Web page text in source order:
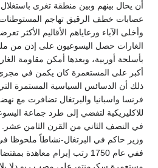
أن يحال بينهم وبين منطقة تغرى
عصابات خطف الرقيق تهاجم المستوطنات
وأخلى الآباء ورعاياهم الأقاليم الأكثر
الغارات حصل اليسوعيون على إذن من ملك
بأسلحة أوربية، وبعدها أمكن مقاومة
أكبر على المستعمرة كان يكمن في مجرى
ذلك أن الدسائس السياسية المستمرة
فرنسا واسبانيا والبرتغال تضافرت مع
للاكليريكية لتفضي إلى طرد جماعة
في النصف الثاني من القرن الثامن
وزير حاكم في البرتغال-نشاطاً ملحوظا
ففي عام 1750 رتب إبرام معاهدة